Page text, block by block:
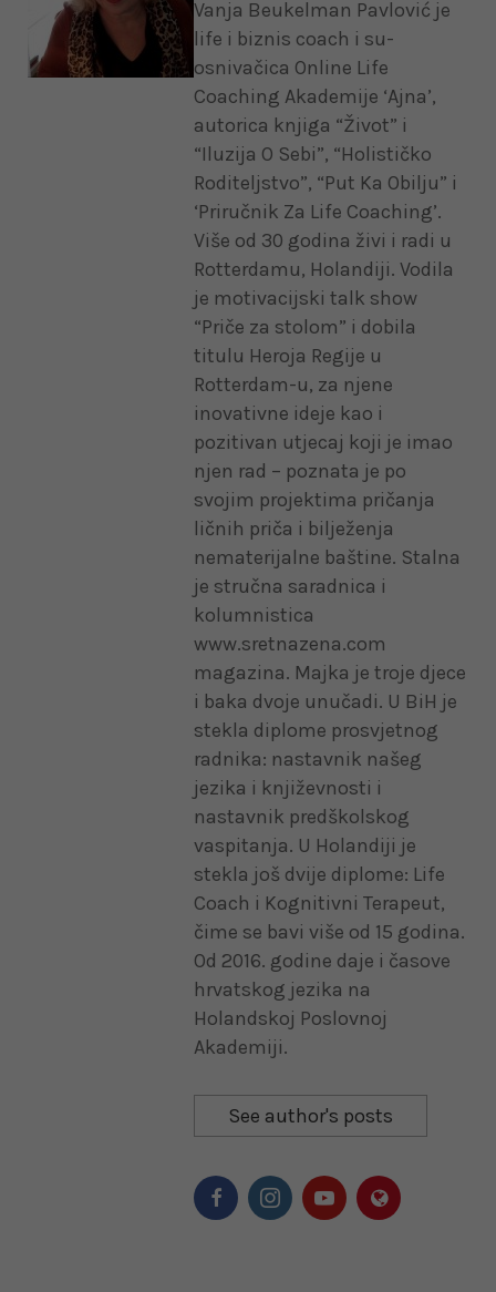
Vanja Beukelman Pavlović je
life i biznis coach i su-
osnivačica Online Life
Coaching Akademije ‘Ajna’,
autorica knjiga “Život” i
“Iluzija O Sebi”, “Holističko
Roditeljstvo”, “Put Ka Obilju” i
‘Priručnik Za Life Coaching’.
Više od 30 godina živi i radi u
Rotterdamu, Holandiji. Vodila
je motivacijski talk show
“Priče za stolom” i dobila
titulu Heroja Regije u
Rotterdam-u, za njene
inovativne ideje kao i
pozitivan utjecaj koji je imao
njen rad – poznata je po
svojim projektima pričanja
ličnih priča i bilježenja
nematerijalne baštine. Stalna
je stručna saradnica i
kolumnistica
www.sretnazena.com
magazina. Majka je troje djece
i baka dvoje unučadi. U BiH je
stekla diplome prosvjetnog
radnika: nastavnik našeg
jezika i književnosti i
nastavnik predškolskog
vaspitanja. U Holandiji je
stekla još dvije diplome: Life
Coach i Kognitivni Terapeut,
čime se bavi više od 15 godina.
Od 2016. godine daje i časove
hrvatskog jezika na
Holandskoj Poslovnoj
Akademiji.
See author's posts